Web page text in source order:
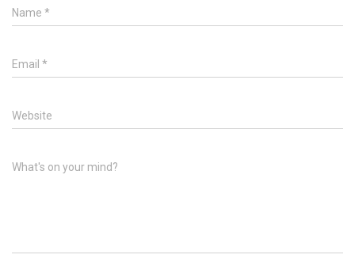
Name *
Email *
Website
What's on your mind?